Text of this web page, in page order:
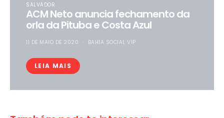
SALVADOR
ACM Neto anuncia fechamento da
orla da Pituba e Costa Azul
11 DE MAIO DE 2020 BAHIA SOCIAL VIP
LEIA MAIS